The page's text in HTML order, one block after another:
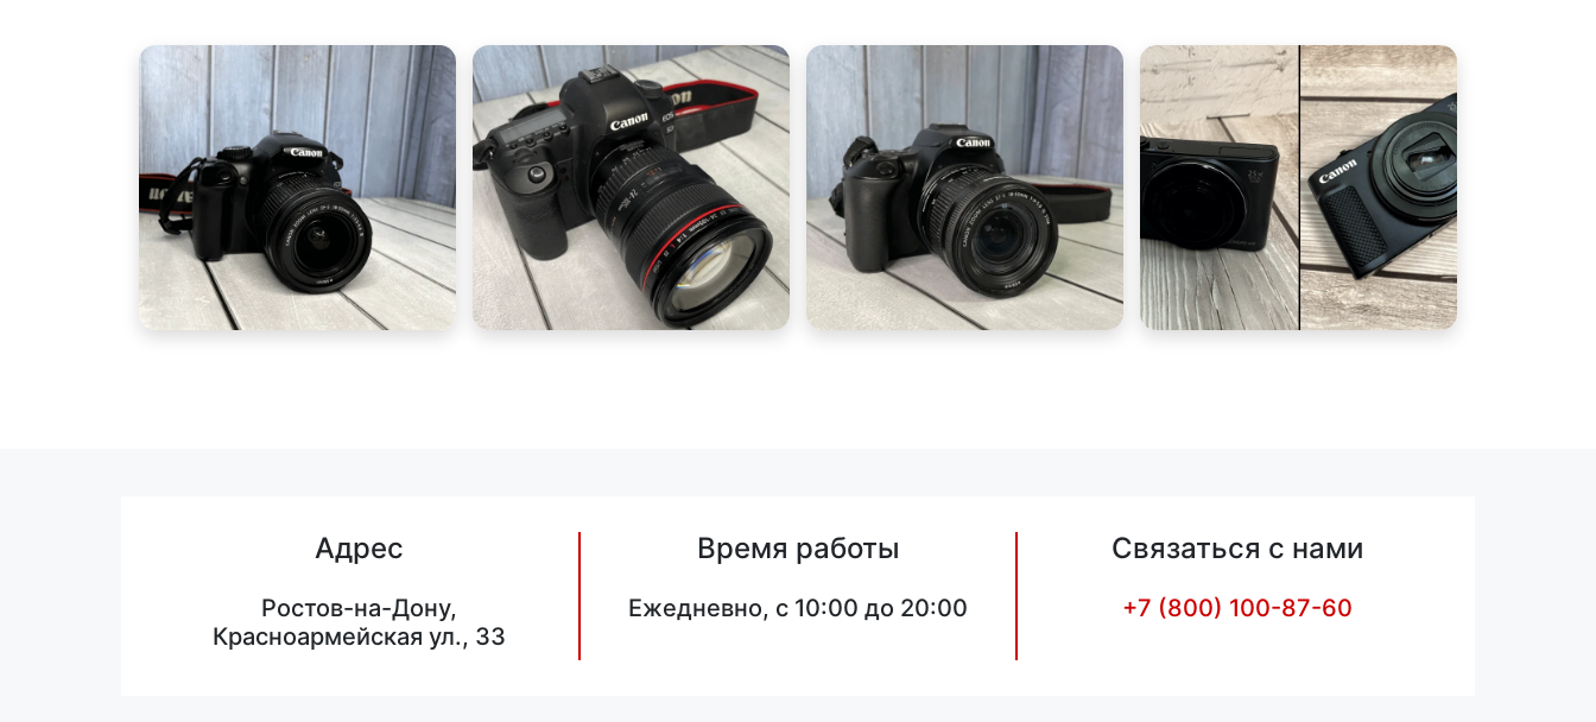
Адрес
Ростов-на-Дону,
Красноармейская ул., 33
Время работы
Ежедневно, с 10:00 до 20:00
Связаться с нами
+7 (800) 100-87-60